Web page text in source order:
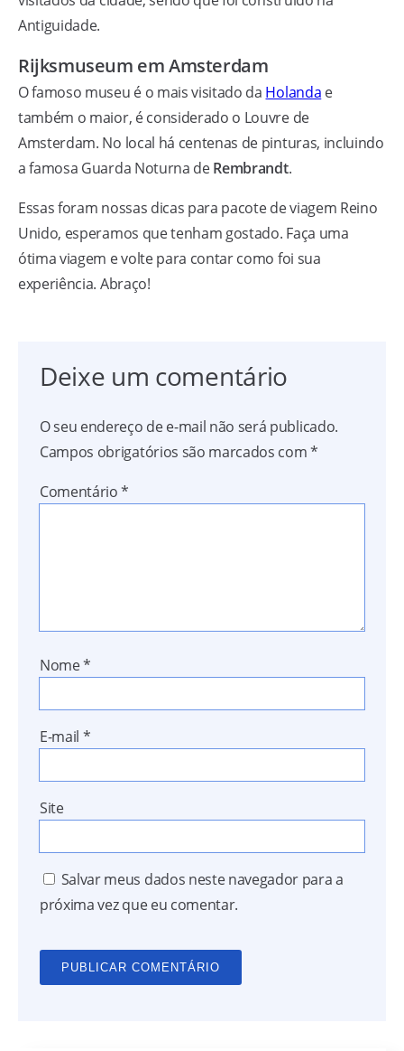
Antiguidade.
Rijksmuseum em Amsterdam
O famoso museu é o mais visitado da Holanda e
também o maior, é considerado o Louvre de
Amsterdam. No local há centenas de pinturas, incluindo
a famosa Guarda Noturna deRembrandt.
Essas foram nossas dicas para pacote de viagem Reino
Unido, esperamos que tenham gostado. Faça uma
ótima viagem e volte para contar como foi sua
experiência. Abraço!
Deixe um comentário
O seu endereço de e-mail não será publicado.
Campos obrigatórios são marcados com*
Comentário*
Nome*
E-mail *
Site
Salvar meus dados neste navegador para a
próxima vez que eu comentar.